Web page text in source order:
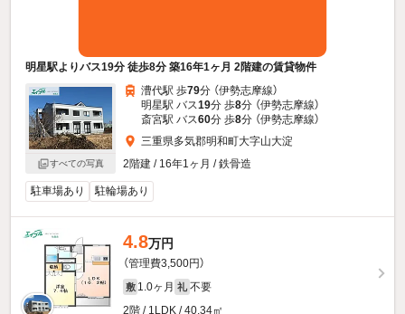
明星駅よりバス19分 徒歩8分 築16年1ヶ月 2階建の賃貸物件
すべての写真
漕代駅 歩79分 （伊勢志摩線）
明星駅 バス19分 歩8分 （伊勢志摩線）
斎宮駅 バス60分 歩8分 （伊勢志摩線）
三重県多気郡明和町大字山大淀
2階建 / 16年1ヶ月 / 鉄骨造
駐車場あり 駐輪場あり
4.8万円
（管理費3,500円）
敷 1.0ヶ月 礼 不要
2階 / 1LDK / 40.34㎡